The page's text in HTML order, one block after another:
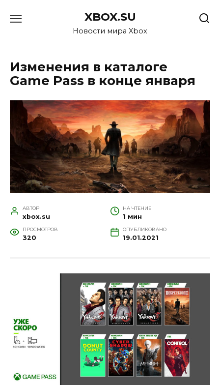
XBOX.SU
Новости мира Xbox
Изменения в каталоге
Game Pass в конце января
АВТОР
xbox.su
НА ЧТЕНИЕ
1 мин
ПРОСМОТРОВ
320
ОПУБЛИКОВАНО
19.01.2021